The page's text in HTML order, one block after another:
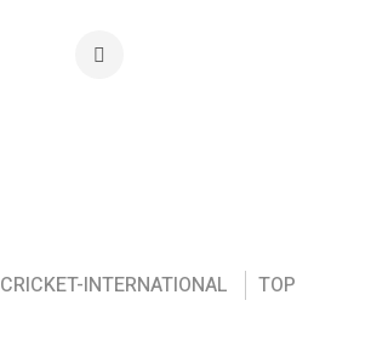
CRICKET-INTERNATIONAL
TOP